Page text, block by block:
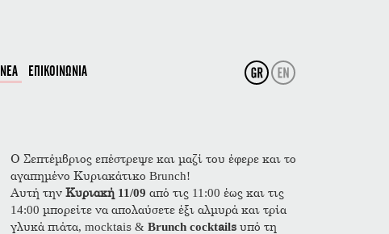
ΝΕΑ ΕΠΙΚΟΙΝΩΝΙΑ
Ο Σεπτέμβριος επέστρεψε και μαζί του έφερε και το
αγαπημένο Κυριακάτικο Brunch!
Αυτή την Κυριακή 11/09 από τις 11:00 έως και τις
14:00 μπορείτε να απολαύσετε έξι αλμυρά και τρία
γλυκά πιάτα, mocktais &Brunch cocktails υπό τη